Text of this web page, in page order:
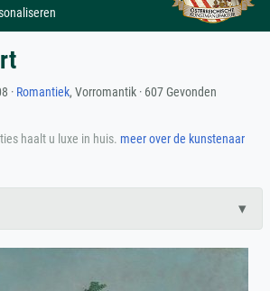
· Romantiek, Vorromantik · 607 Gevonden
haalt u luxe in huis. meer over de kunstenaar